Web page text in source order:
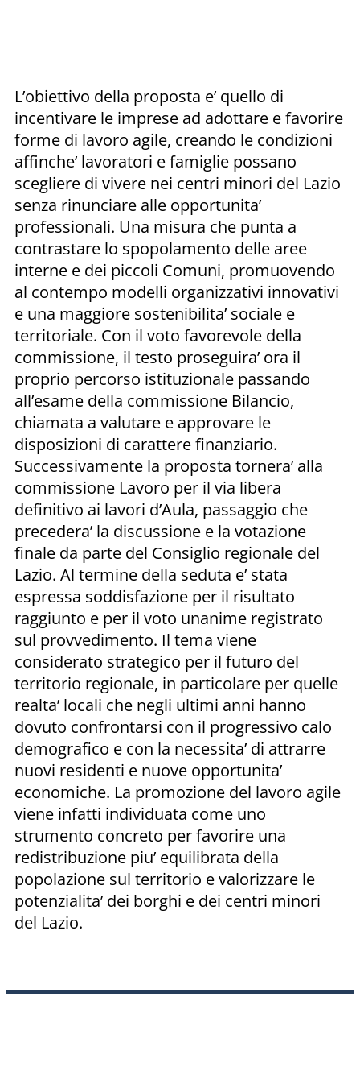
L’obiettivo della proposta e’ quello di
incentivare le imprese ad adottare e favorire
forme di lavoro agile, creando le condizioni
affinche’ lavoratori e famiglie possano
scegliere di vivere nei centri minori del Lazio
senza rinunciare alle opportunita’
professionali. Una misura che punta a
contrastare lo spopolamento delle aree
interne e dei piccoli Comuni, promuovendo
al contempo modelli organizzativi innovativi
e una maggiore sostenibilita’ sociale e
territoriale. Con il voto favorevole della
commissione, il testo proseguira’ ora il
proprio percorso istituzionale passando
all’esame della commissione Bilancio,
chiamata a valutare e approvare le
disposizioni di carattere finanziario.
Successivamente la proposta tornera’ alla
commissione Lavoro per il via libera
definitivo ai lavori d’Aula, passaggio che
precedera’ la discussione e la votazione
finale da parte del Consiglio regionale del
Lazio. Al termine della seduta e’ stata
espressa soddisfazione per il risultato
raggiunto e per il voto unanime registrato
sul provvedimento. Il tema viene
considerato strategico per il futuro del
territorio regionale, in particolare per quelle
realta’ locali che negli ultimi anni hanno
dovuto confrontarsi con il progressivo calo
demografico e con la necessita’ di attrarre
nuovi residenti e nuove opportunita’
economiche. La promozione del lavoro agile
viene infatti individuata come uno
strumento concreto per favorire una
redistribuzione piu’ equilibrata della
popolazione sul territorio e valorizzare le
potenzialita’ dei borghi e dei centri minori
del Lazio.